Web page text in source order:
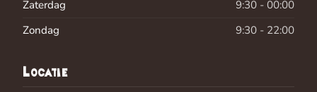
Zaterdag
9:30 - 00:00
Zondag
9:30 - 22:00
Locatie